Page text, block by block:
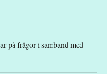
på frågor i samband med